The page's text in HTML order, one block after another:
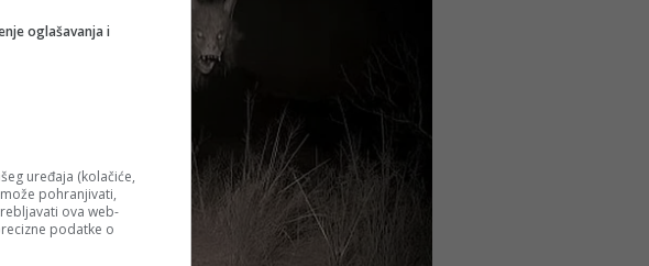
oglašavanja i
uređaja (kolačiće,
pohranjivati,
ova web-
podatke o